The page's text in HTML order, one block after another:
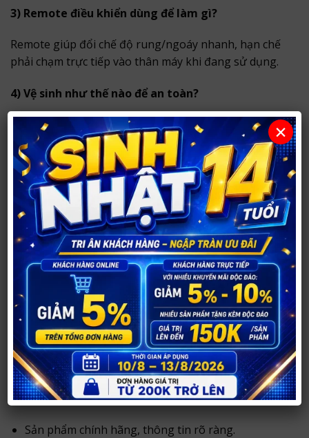
3) Remote điều khiển dùng để làm gì?
Remote giúp đổi chế độ rung/ngoáy nhanh, hạn chế
phải chạm trực tiếp vào thân máy khi đang sử dụng.
4) Vệ sinh như thế nào để an toàn?
Nên rửa phần silicone bằng nước ấm + xà phòng dịu
nhẹ, lau khô. Tránh để nước vào phần khoang pin/
điều khiển. Có thể lau sát khuẩn nhẹ, không ngâm
lâu.
5) Có nên dùng gel bôi trơn không?
Nên dùnggel bôi trơn gốc nướcđể tăng độ trơn
mượt, giảm ma sát và giúp trải nghiệm dễ chịu hơn.
Mua Dương vật cao cấp gắn tường rung
ngoáy siêu mềm mới ở đâu uy tín?
Bạn có thể muaDương vật cao cấp gắn tường
rung ngoáy siêu mềm mớitạiShop Người Lớn 37.
Với hơn 14 năm hoạt động, shop chuyên tư vấn và
cung cấp sản phẩm chính hãng, hỗ trợ khách hàng
lựa chọn kín đáo, phù hợp nhu cầu.
Sản phẩm chính hãng, thông tin rõ ràng.
×